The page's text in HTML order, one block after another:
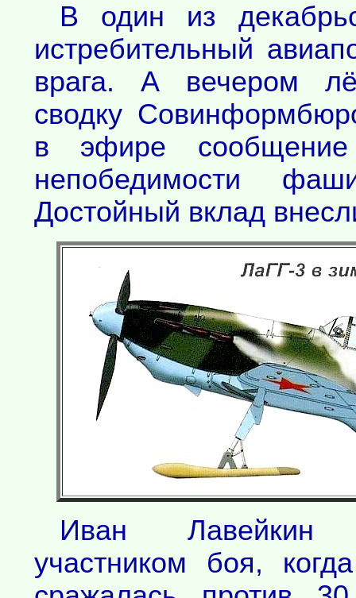
В один из
истребительный
врага. А вечером
сводку
в эфире
непобедимости
Достойный вклад
Иван Лавейкин
участником боя,